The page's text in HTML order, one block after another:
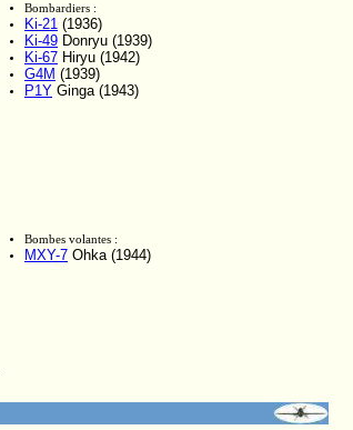
Bombardiers :
Ki-21 (1936)
Ki-49 Donryu (1939)
Ki-67 Hiryu (1942)
G4M (1939)
P1Y Ginga (1943)
Bombes volantes :
MXY-7 Ohka (1944)